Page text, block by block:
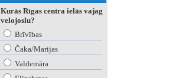
Kurās Rīgas centra ielās vajag
velojoslu?
Brīvības
Čaka/Marijas
Valdemāra